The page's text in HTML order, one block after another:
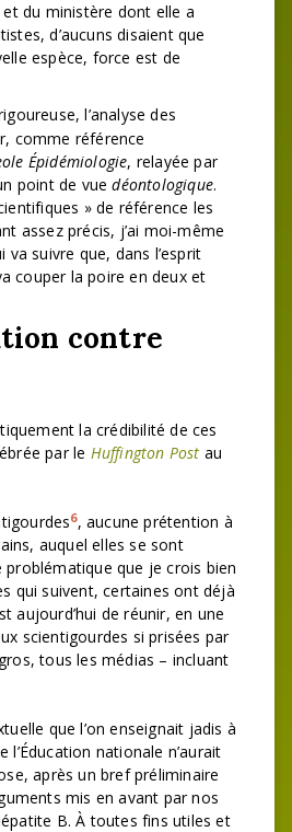
du ministère dont elle a
d’aucuns disaient que
espèce, force est de
l’analyse des
comme référence
Épidémiologie, relayée par
point de vuedéontologique.
» de référence les
assez précis, j’ai moi-même
suivre que, dans l’esprit
couper la poire en deux et
contre
la crédibilité de ces
par le Huffington Post au
6, aucune prétention à
auquel elles se sont
que je crois bien
qui suivent, certaines ont déjà
aujourd’hui de réunir, en une
scientigourdes si prisées par
tous les médias – incluant
que l’on enseignait jadis à
nationale n’aurait
après un bref préliminaire
mis en avant par nos
B. À toutes fins utiles et